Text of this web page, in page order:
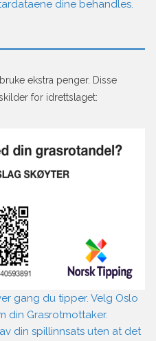
dine behandles.
ekstra penger. Disse
for idrettslaget:
gang du tipper. Velg Oslo
din Grasrotmottaker.
din spillinnsats uten at det